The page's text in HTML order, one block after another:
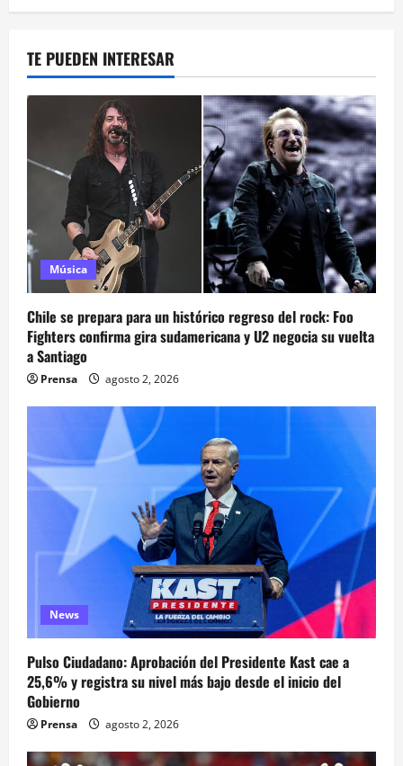
TE PUEDEN INTERESAR
Música
Chile se prepara para un histórico regreso del rock: Foo
Fighters confirma gira sudamericana y U2 negocia su vuelta
a Santiago
Prensa agosto 2, 2026
News
Pulso Ciudadano: Aprobación del Presidente Kast cae a
25,6% y registra su nivel más bajo desde el inicio del
Gobierno
Prensa agosto 2, 2026